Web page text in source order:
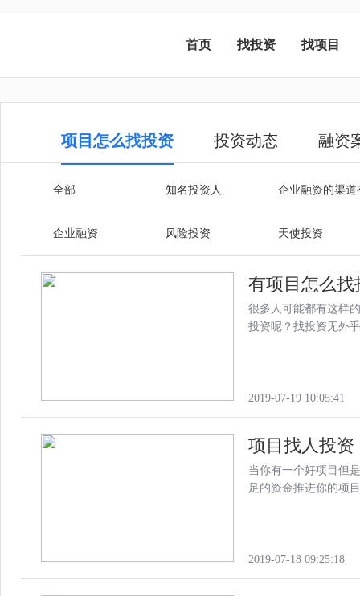
首页 找投资 找项目
项目怎么找投资 投资动态 融资
全部 知名投资人 企业融资的渠道
企业融资 风险投资 天使投资
有项目怎么找
很多人可能都有这样
投资呢？找投资无外
2019-07-19 10:05:41
项目找人投资
当你有一个好项目但
足的资金推进你的项
2019-07-18 09:25:18